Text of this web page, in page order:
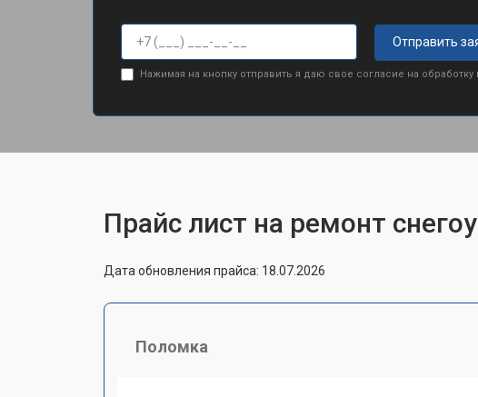
Отправить
Нажимая на кнопку отправить я даю свое согласие на обработку
Прайс лист на ремонт
Дата обновления прайса: 18.07.2026
Поломка